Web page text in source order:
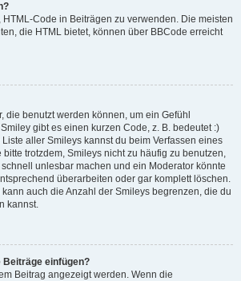
HTML-Code in Beiträgen zu verwenden. Die meisten
die HTML bietet, können über BBCode erreicht
die benutzt werden können, um ein Gefühl
gibt es einen kurzen Code, z. B. bedeutet :)
aller Smileys kannst du beim Verfassen eines
bitte trotzdem, Smileys nicht zu häufig zu benutzen,
unlesbar machen und ein Moderator könnte
überarbeiten oder gar komplett löschen.
auch die Anzahl der Smileys begrenzen, die du
kannst.
Beiträge einfügen?
Beitrag angezeigt werden. Wenn die